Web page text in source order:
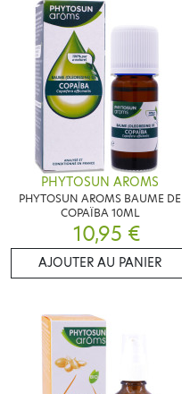
PHYTOSUN AROMS
PHYTOSUN AROMS BAUME DE
COPAÏBA 10ML
10,95 €
AJOUTER AU PANIER